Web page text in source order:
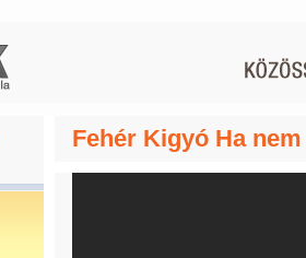
Fehér Kigyó Ha